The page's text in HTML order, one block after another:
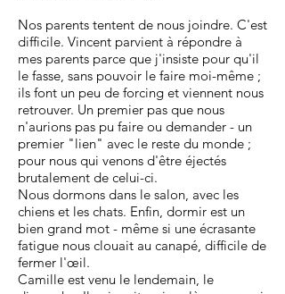
Nos parents tentent de nous joindre. C'est
difficile. Vincent parvient à répondre à
mes parents parce que j'insiste pour qu'il
le fasse, sans pouvoir le faire moi-même ;
ils font un peu de forcing et viennent nous
retrouver. Un premier pas que nous
n'aurions pas pu faire ou demander - un
premier "lien" avec le reste du monde ;
pour nous qui venons d'être éjectés
brutalement de celui-ci.
Nous dormons dans le salon, avec les
chiens et les chats. Enfin, dormir est un
bien grand mot - même si une écrasante
fatigue nous clouait au canapé, difficile de
fermer l'œil.
Camille est venu le lendemain, le